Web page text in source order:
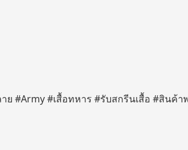
ย #Army #เสื้อทหาร #รับสกรีนเสื้อ #สิน